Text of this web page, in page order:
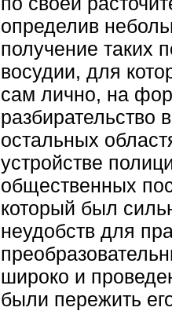
определив
получение таких
восудии, для
сам лично, на
разбирательство
остальных
устройстве
общественных
который был
неудобств для
широко и
были пережить